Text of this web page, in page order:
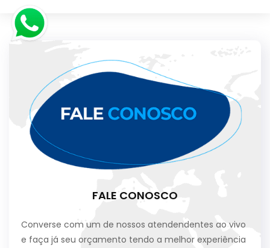
FALE CONOSCO
Converse com um de nossos atendendentes ao vivo
e faça já seu orçamento tendo a melhor experiência